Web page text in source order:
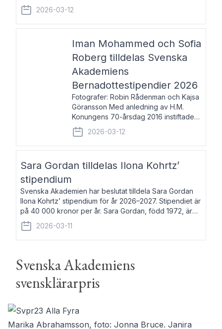
Johan Erséus, född 1959, är fackboksförfattare och
journalist med mångårigt för
2026-03-12
Iman Mohammed och Sofia
Roberg tilldelas Svenska
Akademiens
Bernadottestipendier 2026
Fotografer: Robin Rådenman och Kajsa
Göransson Med anledning av H.M.
Konungens 70-årsdag 2016 instiftade
fem av de kungliga akademierna det så
kallade Bernadotteprogrammet med
syfte att genom stipendier erbjuda stöd
2026-03-12
Sara Gordan tilldelas Ilona Kohrtz’
stipendium
Svenska Akademien har beslutat tilldela Sara Gordan
Ilona Kohrtz’ stipendium för år 2026–2027. Stipendiet är
på 40 000 kronor per år. Sara Gordan, född 1972, är
författare och översättare. Hon debuterade 2006 med
det prosalyriska verket En
2026-03-11
Svenska Akademiens
svensklärarpris
Marika Abrahamsson, foto: Jonna Bruce. Janira